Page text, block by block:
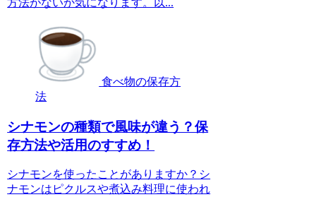
食べ物の保存方
法
シナモンの種類で風味が違う？保
存方法や活用のすすめ！
シナモンを使ったことがありますか？シ
ナモンはピクルスや煮込み料理に使われ